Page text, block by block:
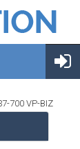
700 VP-BIZ